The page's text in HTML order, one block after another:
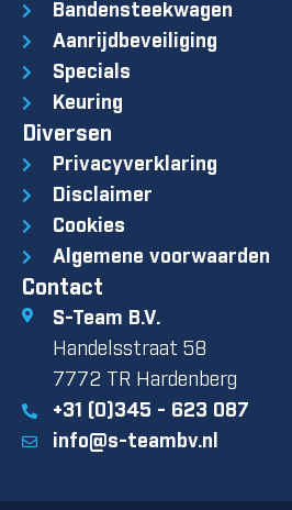
Bandensteekwagen
Aanrijdbeveiliging
Specials
Keuring
Diversen
Privacyverklaring
Disclaimer
Cookies
Algemene voorwaarden
Contact
S-Team B.V.
Handelsstraat 58
7772 TR Hardenberg
+31 (0)345 - 623 087
info@s-teambv.nl